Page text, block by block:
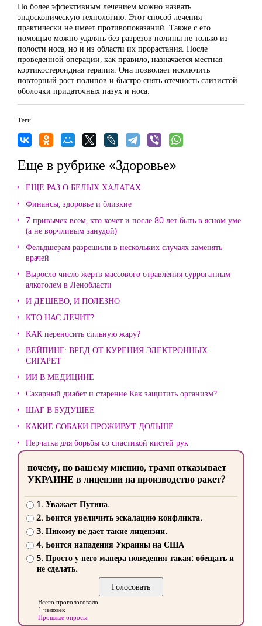
Но более эффективным лечением можно назвать
эндоскопическую технологию. Этот способ лечения
практически не имеет противопоказаний. Также с его
помощью можно удалять без разрезов полипы не только из
полости носа, но и из области их прорастания. После
проведенной операции, как правило, назначается местная
кортикостероидная терапия. Она позволяет исключить
повторный рост полипов и быстро снять отечность слизистой
оболочки придаточных пазух и носа.
Теги:
Еще в рубрике «Здоровье»
ЕЩЕ РАЗ О БЕЛЫХ ХАЛАТАХ
Финансы, здоровье и близкие
7 привычек всем, кто хочет и после 80 лет быть в ясном уме
(а не ворчливым занудой)
Фельдшерам разрешили в нескольких случаях заменять
врачей
Выросло число жертв массового отравления суррогатным
алкоголем в Ленобласти
И ДЕШЕВО, И ПОЛЕЗНО
КТО НАС ЛЕЧИТ?
КАК переносить сильную жару?
ВЕЙПИНГ: ВРЕД ОТ КУРЕНИЯ ЭЛЕКТРОННЫХ
СИГАРЕТ
ИИ В МЕДИЦИНЕ
Сахарный диабет и старение Как защитить организм?
ШАГ В БУДУЩЕЕ
КАКИЕ СОБАКИ ПРОЖИВУТ ДОЛЬШЕ
Перчатка для борьбы со спастикой кистей рук
почему, по вашему мнению, трамп отказывает
УКРАИНЕ в лицензии на производство ракет?
1. Уважает Путина.
2. Боится увеличить эскалацию конфликта.
3. Никому не дает такие лицензии.
4. Боится нападения Украины на США
5. Просто у него манера поведения такая: обещать и
не сделать.
Всего проголосовало
1 человек
Прошлые опросы